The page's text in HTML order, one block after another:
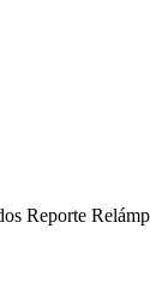
Reporte